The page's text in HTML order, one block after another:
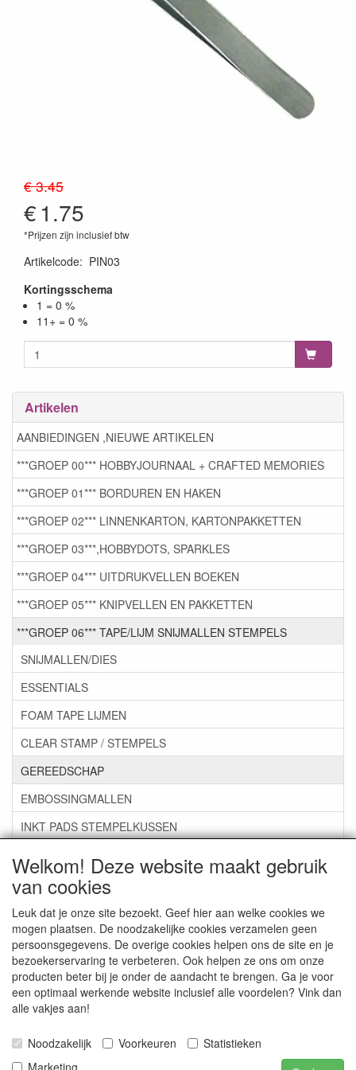
Welkom! Deze website maakt gebruik
van cookies
Leuk dat je onze site bezoekt. Geef hier aan welke cookies we
mogen plaatsen. De noodzakelijke cookies verzamelen geen
persoonsgegevens. De overige cookies helpen ons de site en je
bezoekerservaring te verbeteren. Ook helpen ze ons om onze
producten beter bij je onder de aandacht te brengen. Ga je voor
een optimaal werkende website inclusief alle voordelen? Vink dan
alle vakjes aan!
Noodzakelijk Voorkeuren
Statistieken
Marketing
€ 3.45
€1.75
*Prijzen zijn inclusief btw
Artikelcode: PIN03
Kortingsschema
1 = 0 %
11+ = 0 %
Artikelen
AANBIEDINGEN ,NIEUWE ARTIKELEN
***GROEP 00*** HOBBYJOURNAAL + CRAFTED MEMORIES
***GROEP 01*** BORDUREN EN HAKEN
***GROEP 02*** LINNENKARTON, KARTONPAKKETTEN
***GROEP 03***,HOBBYDOTS, SPARKLES
***GROEP 04*** UITDRUKVELLEN BOEKEN
***GROEP 05*** KNIPVELLEN EN PAKKETTEN
***GROEP 06*** TAPE/LIJM SNIJMALLEN STEMPELS
SNIJMALLEN/DIES
ESSENTIALS
FOAM TAPE LIJMEN
CLEAR STAMP / STEMPELS
GEREEDSCHAP
EMBOSSINGMALLEN
INKT PADS STEMPELKUSSEN
***GROEP 07*** KAARTEN +SCRAP TOEBEHOREN
***GROEP 08*** TEKENEN EN KLEUREN, GELPEN,MARKER
***GROEP 09*** KRALEN EN TOEBEHOREN
***GROEP 10*** WENSKAARTEN MET ENV. €0,75
Service
Artikelgroepen